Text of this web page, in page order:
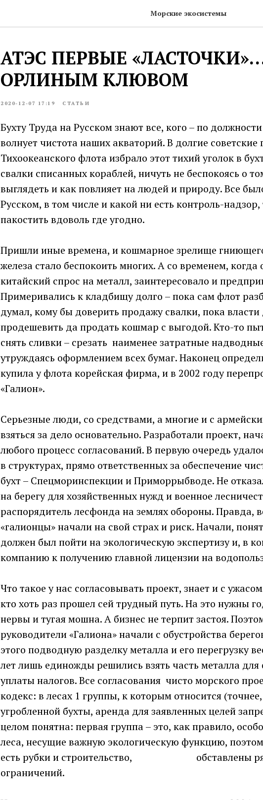
Морские экосистемы
АТЭС ПЕРВЫЕ
ОРЛИНЫМ КЛЮВОМ
2020-12-07 17:19 СТАТЬИ
Бухту Труда на Русском знают все, кого – по
волнует чистота наших акваторий. В долгие
Тихоокеанского флота избрало этот тихий уголок в
свалки списанных кораблей, ничуть не беспокоясь о
выглядеть и как повлияет на людей и природу. Все
Русском, в том числе и какой ни есть контроль-
пакостить вдоволь где угодно.
Пришли иные времена, и кошмарное зрелище
железа стало беспокоить многих. А со временем,
китайский спрос на металл, заинтересовало и
Примеривались к кладбищу долго – пока сам флот
думал, кому бы доверить продажу свалки, пока
продешевить да продать кошмар с выгодой. Кто-то
снять сливки – срезать наименее затратные
утруждаясь оформлением всех бумаг. Наконец
купила у флота корейская фирма, и в 2002 году
«Галион».
Серьезные люди, со средствами, а многие и с
взяться за дело основательно. Разработали проект,
любого процесс согласований. В первую очередь
в структурах, прямо ответственных за обеспечение
бухт – Спецморинспекции и Приморрыбводе. Не
на берегу для хозяйственных нужд и военное
распорядитель лесфонда на землях обороны. Правда,
«галионцы» начали на свой страх и риск. Начали,
должен был пойти на экологическую экспертизу и, в
компанию к получению главной лицензии на
Что такое у нас согласовывать проект, знает и с
кто хоть раз прошел сей трудный путь. На это нужны
нервы и тугая мошна. А бизнес не терпит застоя.
руководители «Галиона» начали с обустройства
этого подводную разделку металла и его перегрузку
лет лишь единожды решились взять часть металла для
уплаты налогов. Все согласования чисто морского
кодекс: в лесах 1 группы, к которым относится
угробленной бухты, аренда для заявленных целей
целом понятна: первая группа – это, как правило,
леса, несущие важную экологическую функцию,
есть рубки и строительство, обставлены
ограничений.